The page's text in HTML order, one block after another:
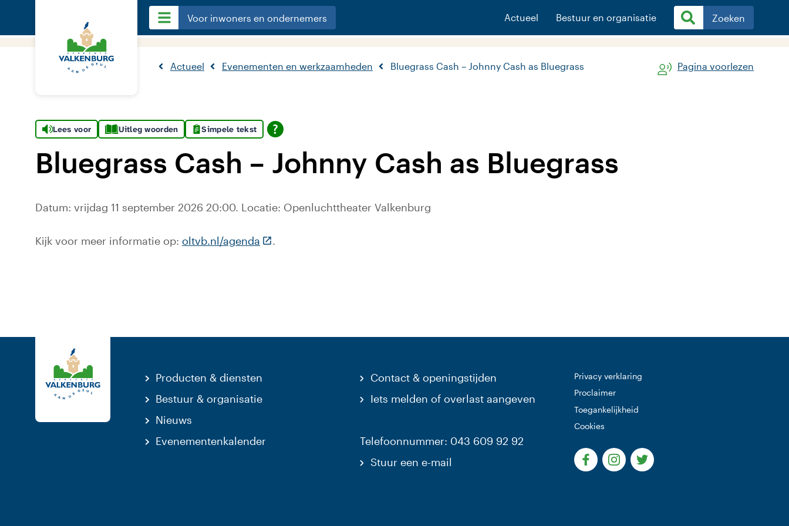
Voor inwoners en ondernemers Actueel Bestuur en organisatie Zoeken
Actueel Evenementen en werkzaamheden Bluegrass Cash – Johnny Cash as Bluegrass Pagina voorlezen
Lees voor Uitleg woorden Simpele tekst
Bluegrass Cash – Johnny Cash as Bluegrass
Datum: vrijdag 11 september 2026 20:00. Locatie: Openluchttheater Valkenburg
Kijk voor meer informatie op: oltvb.nl/agenda (Deze link gaat naar een externe website)
.
Producten & diensten
Bestuur & organisatie
Nieuws
Evenementenkalender
Contact & openingstijden
Iets melden of overlast aangeven
Telefoonnummer: 043 609 92 92
Stuur een e-mail
Privacy verklaring
Proclaimer
Toegankelijkheid
Cookies
(Deze link gaat naar een externe website)
(Deze link gaat naar een externe
(Deze link gaat naar een